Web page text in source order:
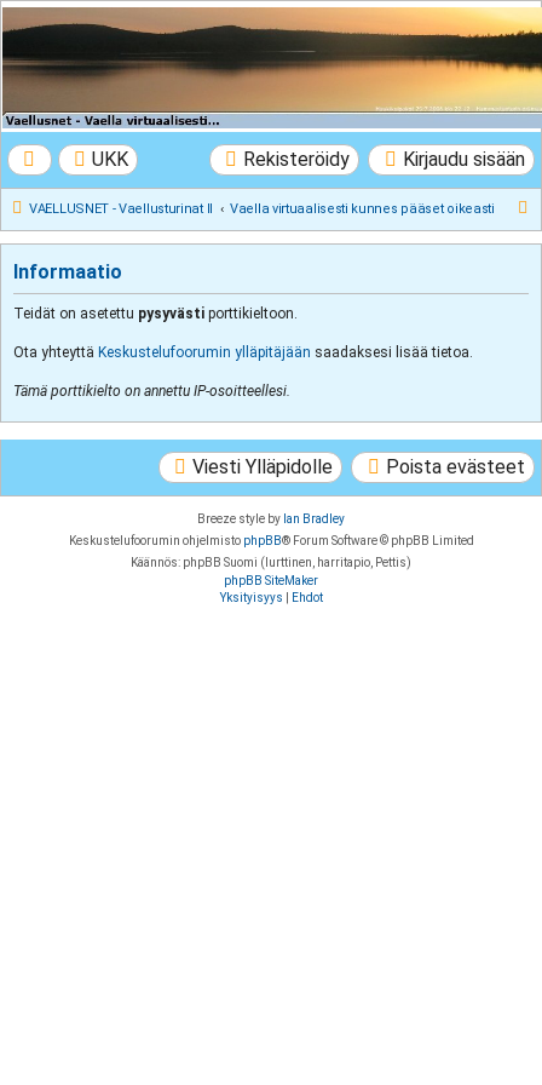
VAELLUSNET -
Vaellusturinat II
UKK Kirjaudu sisään
Rekisteröidy
VAELLUSNET - Vaellusturinat II Vaella virtuaalisesti kunnes pääset oikeasti
Informaatio
Teidät on asetettu pysyvästi porttikieltoon.
Ota yhteyttä Keskustelufoorumin ylläpitäjään saadaksesi lisää tietoa.
Tämä porttikielto on annettu IP-osoitteellesi.
Poista evästeet
Viesti Ylläpidolle
Breeze style by Ian Bradley
Keskustelufoorumin ohjelmisto phpBB® Forum Software © phpBB Limited
Käännös: phpBB Suomi (lurttinen, harritapio, Pettis)
phpBB SiteMaker
Yksityisyys
Ehdot